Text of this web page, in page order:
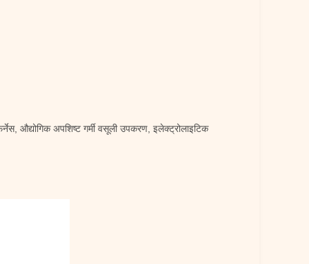
औद्योगिक अपशिष्ट गर्मी वसूली उपकरण, इलेक्ट्रोलाइटिक